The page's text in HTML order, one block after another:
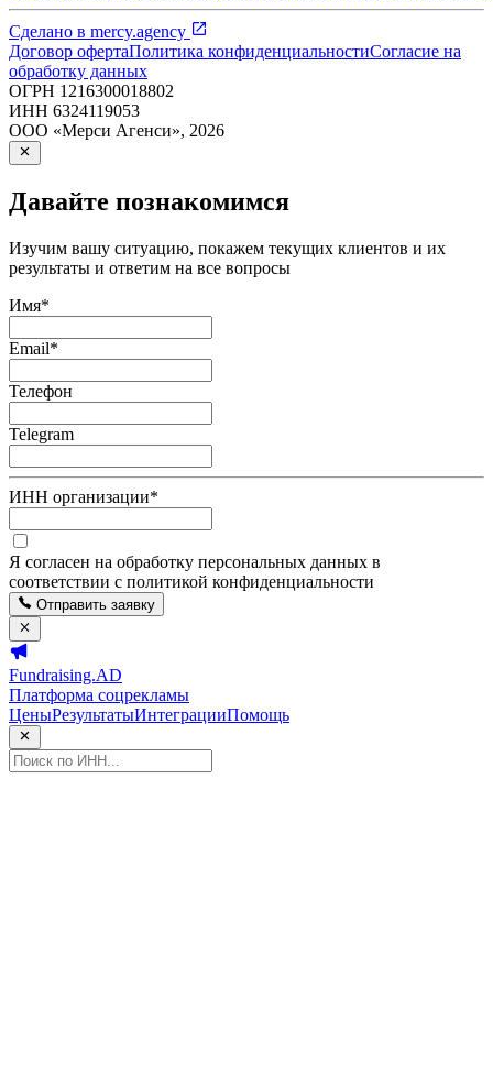
Сделано в mercy.agency
Договор офертаПолитика конфиденциальностиСогласие на
обработку данных
ОГРН 1216300018802
ИНН 6324119053
ООО «Мерси Агенси», 2026
Давайте познакомимся
Изучим вашу ситуацию, покажем текущих клиентов и их
результаты и ответим на все вопросы
Имя*
Email*
Телефон
Telegram
ИНН организации*
Я согласен на обработку персональных данных в
соответствии с политикой конфиденциальности
Отправить заявку
Fundraising.AD
Платформа соцрекламы
ЦеныРезультатыИнтеграцииПомощь